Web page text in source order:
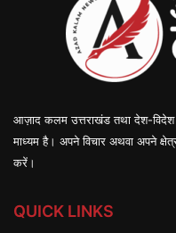
आज़ाद कलम उत्तराखंड तथा देश-विदेश
माध्यम है। अपने विचार अथवा अपने
करें।
QUICK LINKS